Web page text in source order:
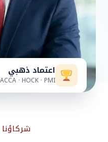
اعتماد ذهبي
· HOCK · PMI